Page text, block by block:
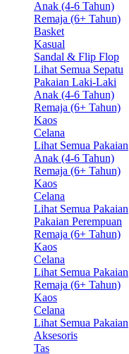
Anak (4-6 Tahun)
Remaja (6+ Tahun)
Basket
Kasual
Sandal & Flip Flop
Lihat Semua Sepatu
Pakaian Laki-Laki
Anak (4-6 Tahun)
Remaja (6+ Tahun)
Kaos
Celana
Lihat Semua Pakaian
Anak (4-6 Tahun)
Remaja (6+ Tahun)
Kaos
Celana
Lihat Semua Pakaian
Pakaian Perempuan
Remaja (6+ Tahun)
Kaos
Celana
Lihat Semua Pakaian
Remaja (6+ Tahun)
Kaos
Celana
Lihat Semua Pakaian
Aksesoris
Tas